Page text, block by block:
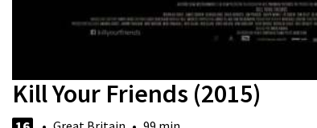
Kill Your Friends (2015)